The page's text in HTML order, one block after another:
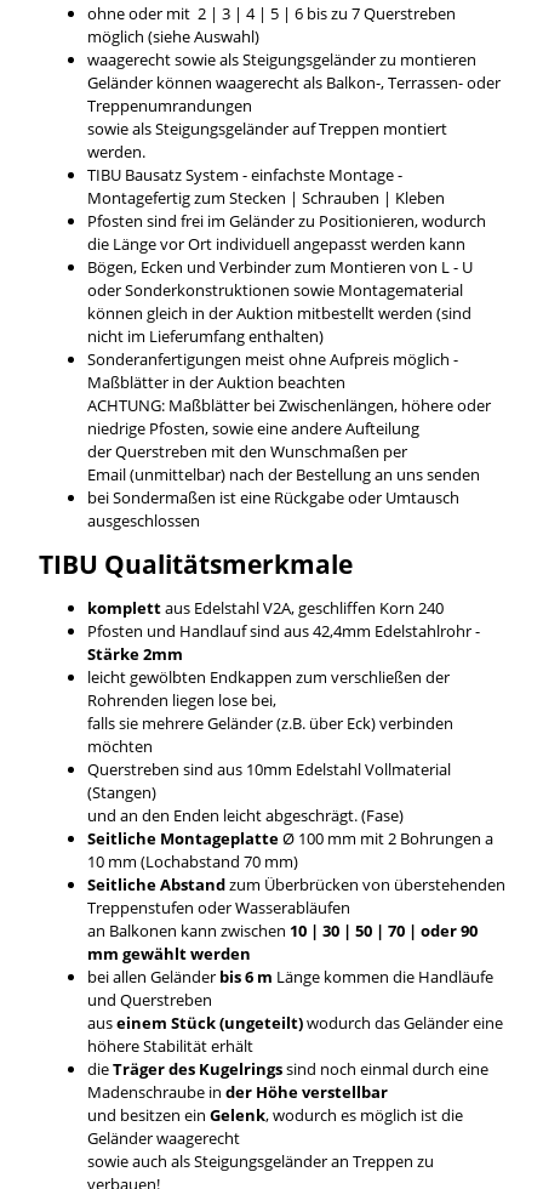
ohne oder mit 2 | 3 | 4 | 5 | 6 bis zu 7 Querstreben
möglich (siehe Auswahl)
waagerecht sowie als Steigungsgeländer zu montieren
Geländer können waagerecht als Balkon-, Terrassen- oder
Treppenumrandungen
sowie als Steigungsgeländer auf Treppen montiert
werden.
TIBU Bausatz System - einfachste Montage -
Montagefertig zum Stecken | Schrauben | Kleben
Pfosten sind frei im Geländer zu Positionieren, wodurch
die Länge vor Ort individuell angepasst werden kann
Bögen, Ecken und Verbinder zum Montieren von L - U
oder Sonderkonstruktionen sowie Montagematerial
können gleich in der Auktion mitbestellt werden (sind
nicht im Lieferumfang enthalten)
Sonderanfertigungen meist ohne Aufpreis möglich -
Maßblätter in der Auktion beachten
ACHTUNG: Maßblätter bei Zwischenlängen, höhere oder
niedrige Pfosten, sowie eine andere Aufteilung
der Querstreben mit den Wunschmaßen per
Email (unmittelbar) nach der Bestellung an uns senden
bei Sondermaßen ist eine Rückgabe oder Umtausch
ausgeschlossen
TIBU Qualitätsmerkmale
komplettaus Edelstahl V2A, geschliffen Korn 240
Pfosten und Handlauf sind aus 42,4mm Edelstahlrohr -
Stärke 2mm
leicht gewölbten Endkappen zum verschließen der
Rohrenden liegen lose bei,
falls sie mehrere Geländer (z.B. über Eck) verbinden
möchten
Querstreben sind aus 10mm Edelstahl Vollmaterial
(Stangen)
und an den Enden leicht abgeschrägt. (Fase)
Seitliche MontageplatteØ 100 mm mit 2 Bohrungen a
10 mm (Lochabstand 70 mm)
Seitliche Abstandzum Überbrücken von überstehenden
Treppenstufen oder Wasserabläufen
an Balkonen kann zwischen 10 | 30 | 50 | 70 | oder 90
mm gewählt werden
bei allen Geländer bis 6 m Länge kommen die Handläufe
und Querstreben
auseinem Stück (ungeteilt)wodurch das Geländer eine
höhere Stabilität erhält
dieTräger des Kugelringssind noch einmal durch eine
Madenschraube in der Höhe verstellbar
und besitzen ein Gelenk, wodurch es möglich ist die
Geländer waagerecht
sowie auch als Steigungsgeländer an Treppen zu
verbauen!